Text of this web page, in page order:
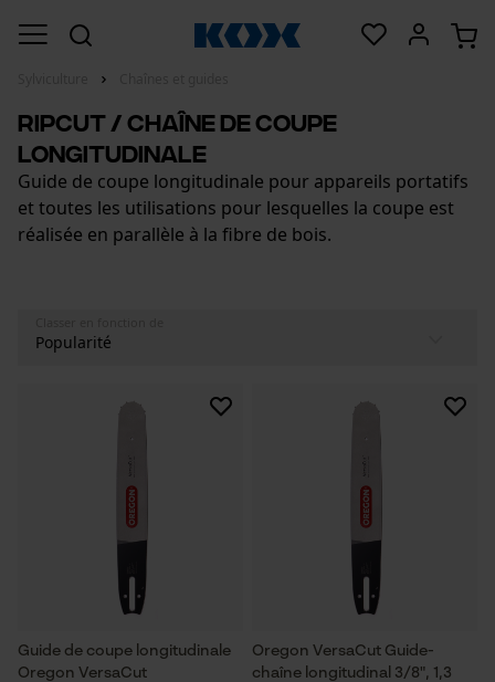
RipCut / Chaîne de coupe
longitudinale
Guide de coupe longitudinale pour appareils portatifs
et toutes les utilisations pour lesquelles la coupe est
réalisée en parallèle à la fibre de bois.
Guide de coupe longitudinale
Oregon VersaCut
Oregon VersaCut Guide-
chaîne longitudinal 3/8", 1,3